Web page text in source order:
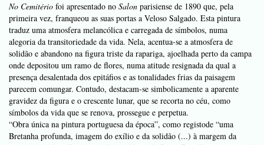
No Cemitério foi apresentado no Salon parisiense de 1890 que, pela
primeira vez, franqueou as suas portas a Veloso Salgado. Esta pintura
traduz uma atmosfera melancólica e carregada de símbolos, numa
alegoria da transitoriedade da vida. Nela, acentua-se a atmosfera de
solidão e abandono na figura triste da rapariga, ajoelhada perto da campa
onde depositou um ramo de flores, numa atitude resignada da qual a
presença desalentada dos epitáfios e as tonalidades frias da paisagem
parecem comungar. Contudo, destacam-se simbolicamente a aparente
gravidez da figura e o crescente lunar, que se recorta no céu, como
símbolos da vida que se renova, prossegue e perpetua.
“Obra única na pintura portuguesa da época”, como registode “uma
Bretanha profunda, imagem do exílio e da solidão (...) à margem da